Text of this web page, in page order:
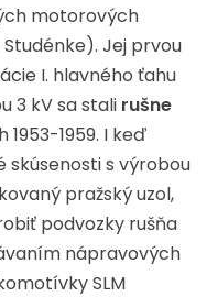
motorových
Jej prvou
I. hlavného ťahu
3 kV sa stali rušne
1959. I keď
skúsenosti s výrobou
pražský uzol,
podvozky rušňa
nápravových
SLM